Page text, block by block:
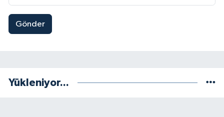
Gönder
Yükleniyor...